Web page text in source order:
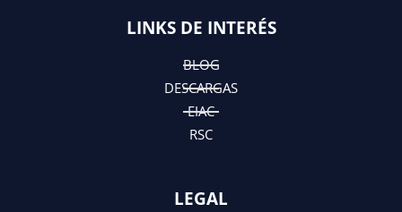
r
m
e t
LINKS DE INTERÉS
BLOG
DESCARGAS
EIAC
RSC
LEGAL